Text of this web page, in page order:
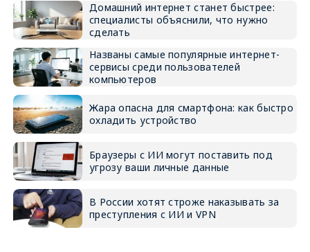
Домашний интернет станет быстрее:
специалисты объяснили, что нужно
сделать
Названы самые популярные интернет-
сервисы среди пользователей
компьютеров
Жара опасна для смартфона: как быстро
охладить устройство
Браузеры с ИИ могут поставить под
угрозу ваши личные данные
В России хотят строже наказывать за
преступления с ИИ и VPN